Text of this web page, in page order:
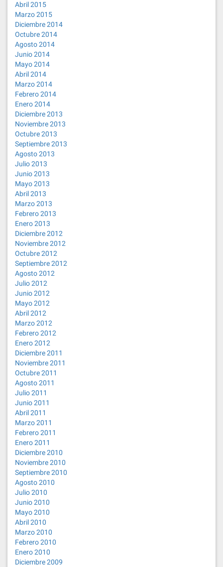
Abril 2015
Marzo 2015
Diciembre 2014
Octubre 2014
Agosto 2014
Junio 2014
Mayo 2014
Abril 2014
Marzo 2014
Febrero 2014
Enero 2014
Diciembre 2013
Noviembre 2013
Octubre 2013
Septiembre 2013
Agosto 2013
Julio 2013
Junio 2013
Mayo 2013
Abril 2013
Marzo 2013
Febrero 2013
Enero 2013
Diciembre 2012
Noviembre 2012
Octubre 2012
Septiembre 2012
Agosto 2012
Julio 2012
Junio 2012
Mayo 2012
Abril 2012
Marzo 2012
Febrero 2012
Enero 2012
Diciembre 2011
Noviembre 2011
Octubre 2011
Agosto 2011
Julio 2011
Junio 2011
Abril 2011
Marzo 2011
Febrero 2011
Enero 2011
Diciembre 2010
Noviembre 2010
Septiembre 2010
Agosto 2010
Julio 2010
Junio 2010
Mayo 2010
Abril 2010
Marzo 2010
Febrero 2010
Enero 2010
Diciembre 2009